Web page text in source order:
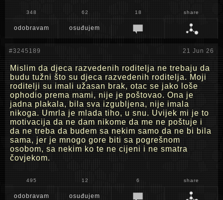
348 62 18 share
odobravam osuđujem
#3245189 21 Jun 26
Mislim da djeca razvedenih roditelja ne trebaju da
budu tužni što su djeca razvedenih roditelja. Moji
roditelji su imali užasan brak, otac se jako loše
ophodio prema mami, nije je poštovao. Ona je
jadna plakala, bila sva izgubljena, nije imala
nikoga. Umrla je mlada tiho, u snu. Uvijek mi je to
motivacija da ne dam nikome da me ne poštuje i
da ne treba da budem sa nekim samo da ne bi bila
sama, jer je mnogo gore biti sa pogrešnom
osobom, sa nekim ko te ne cijeni i ne smatra
čovjekom.
495 12 6 share
odobravam osuđujem